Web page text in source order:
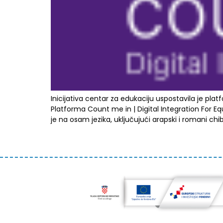
Inicijativa centar za edukaciju uspostavila je
Platforma Count me in | Digital Integration For
je na osam jezika, uključujući arapski i romani